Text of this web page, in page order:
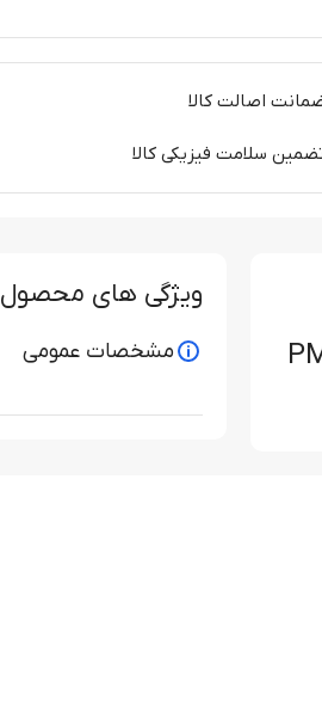
اصالت کالا
سلامت فیزیکی کالا
ویژگی های محصول
مشخصات عمومی